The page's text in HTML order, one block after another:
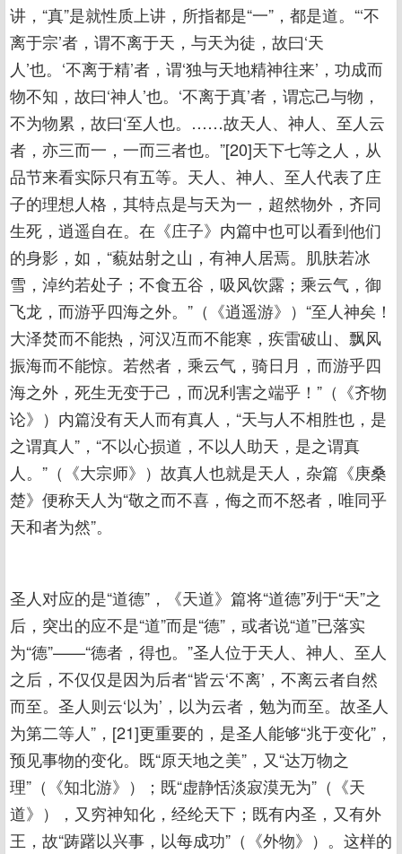
讲，“真”是就性质上讲，所指都是“一”，都是道。“‘不
离于宗’者，谓不离于天，与天为徒，故曰‘天
人’也。‘不离于精’者，谓‘独与天地精神往来’，功成而
物不知，故曰‘神人’也。‘不离于真’者，谓忘己与物，
不为物累，故曰‘至人也。……故天人、神人、至人云
者，亦三而一，一而三者也。”[20]天下七等之人，从
品节来看实际只有五等。天人、神人、至人代表了庄
子的理想人格，其特点是与天为一，超然物外，齐同
生死，逍遥自在。在《庄子》内篇中也可以看到他们
的身影，如，“藐姑射之山，有神人居焉。肌肤若冰
雪，淖约若处子；不食五谷，吸风饮露；乘云气，御
飞龙，而游乎四海之外。”（《逍遥游》）“至人神矣！
大泽焚而不能热，河汉冱而不能寒，疾雷破山、飘风
振海而不能惊。若然者，乘云气，骑日月，而游乎四
海之外，死生无变于己，而况利害之端乎！”（《齐物
论》）内篇没有天人而有真人，“天与人不相胜也，是
之谓真人”，“不以心损道，不以人助天，是之谓真
人。”（《大宗师》）故真人也就是天人，杂篇《庚桑
楚》便称天人为“敬之而不喜，侮之而不怒者，唯同乎
天和者为然”。
圣人对应的是“道德”，《天道》篇将“道德”列于“天”之
后，突出的应不是“道”而是“德”，或者说“道”已落实
为“德”——“德者，得也。”圣人位于天人、神人、至人
之后，不仅仅是因为后者“皆云‘不离’，不离云者自然
而至。圣人则云‘以为’，以为云者，勉为而至。故圣人
为第二等人”，[21]更重要的，是圣人能够“兆于变化”，
预见事物的变化。既“原天地之美”，又“达万物之
理”（《知北游》）；既“虚静恬淡寂漠无为”（《天
道》），又穷神知化，经纶天下；既有内圣，又有外
王，故“踌躇以兴事，以每成功”（《外物》）。这样的